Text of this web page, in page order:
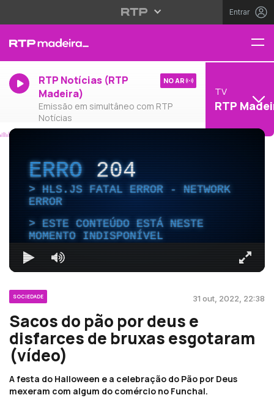
Entrar
RTP Notícias (RTP
Madeira)
Emissão em simultâneo com RTP
Notícias
NO AR
TV
RTP
ERRO204
HLS.JS FATAL ERROR - NETWORK
ERROR
ESTE CONTEÚDO ESTÁ NESTE
MOMENTO INDISPONÍVEL
SOCIEDADE 31 out, 2022, 22:38
Sacos do pão por deus e
disfarces de bruxas esgotaram
(vídeo)
A festa do Halloween e a celebração do Pão por Deus
mexeram com algum do comércio no Funchal.